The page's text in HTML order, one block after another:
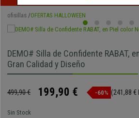
ofisillas OFERTAS HALLOWEEN
DEMO# Silla de Confidente RABAT,
Gran Calidad y Diseño
499,90 € 199,90 € -60% (241,88 €
Sin Stock